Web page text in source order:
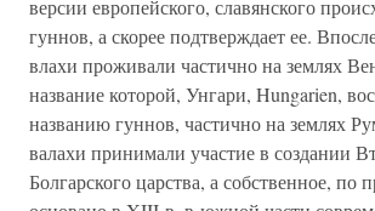
версии европейского, славянского
гуннов, а скорее подтверждает ее.
влахи проживали частично на землях
название которой, Унгари, Hungarien,
названию гуннов, частично на землях
валахи принимали участие в создании
Болгарского царства, а собственное, по